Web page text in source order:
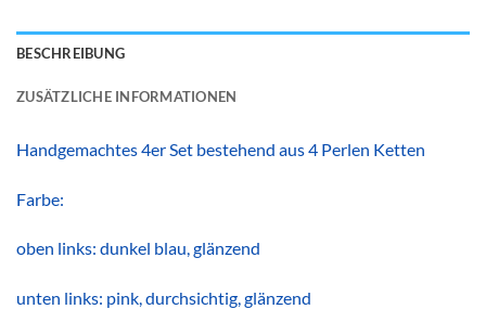
BESCHREIBUNG
ZUSÄTZLICHE INFORMATIONEN
Handgemachtes 4er Set bestehend aus 4 Perlen Ketten
Farbe:
oben links: dunkel blau, glänzend
unten links: pink, durchsichtig, glänzend